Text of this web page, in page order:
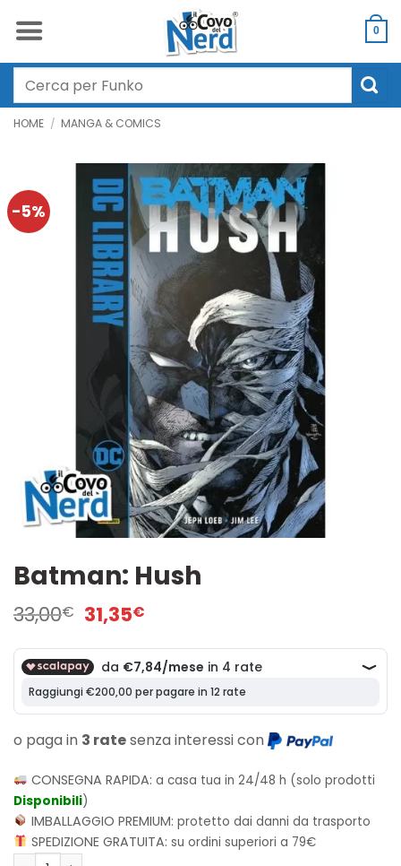
0
Cerca:
HOME / MANGA & COMICS
-5%
Batman: Hush
33,00€ Il
prezzo
originale
era:
33,00€.
31,35€
attuale
è:
31,35€.
o paga in 3 ratesenza interessi con
CONSEGNA RAPIDA:a casa tua in 24/48 h (solo prodotti
Disponibili)
IMBALLAGGIO PREMIUM:protetto dai danni da trasporto
SPEDIZIONE GRATUITA:su ordini superiori a 79€